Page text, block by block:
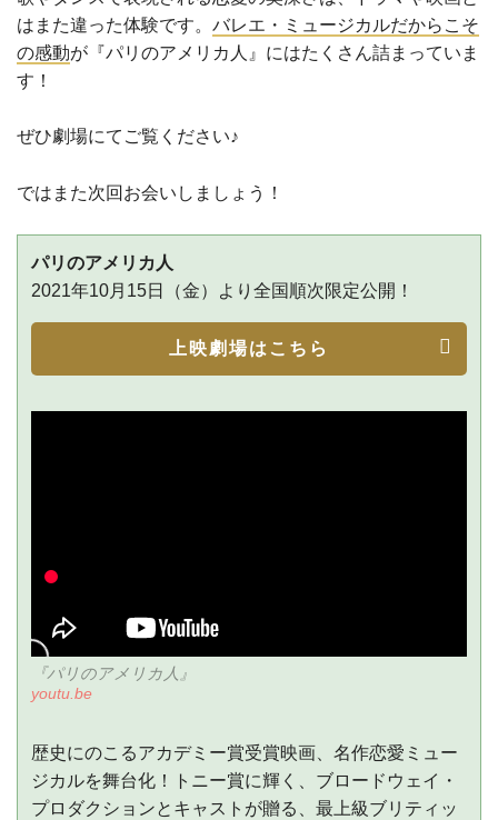
はまた違った体験です。 バレエ・ミュージカルだからこそ
の感動が『パリのアメリカ人』にはたくさん詰まっていま
す！
ぜひ劇場にてご覧ください♪
ではまた次回お会いしましょう！
パリのアメリカ人
2021年10月15日（金）より全国順次限定公開！
上映劇場はこちら
『パリのアメリカ人』
youtu.be
歴史にのこるアカデミー賞受賞映画、名作恋愛ミュー
ジカルを舞台化！トニー賞に輝く、ブロードウェイ・
プロダクションとキャストが贈る、最上級ブリティッ